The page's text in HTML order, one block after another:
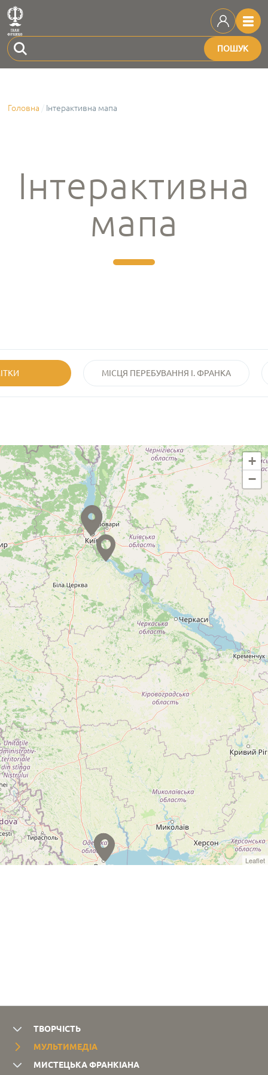
ПОШУК
Головна Інтерактивна мапа
Інтерактивна
мапа
МІСЦЯ ПЕРЕБУВАННЯ І. ФРАНКА
+
−
Leaflet
ТВОРЧІСТЬ
МУЛЬТИМЕДІА
МИСТЕЦЬКА ФРАНКІАНА